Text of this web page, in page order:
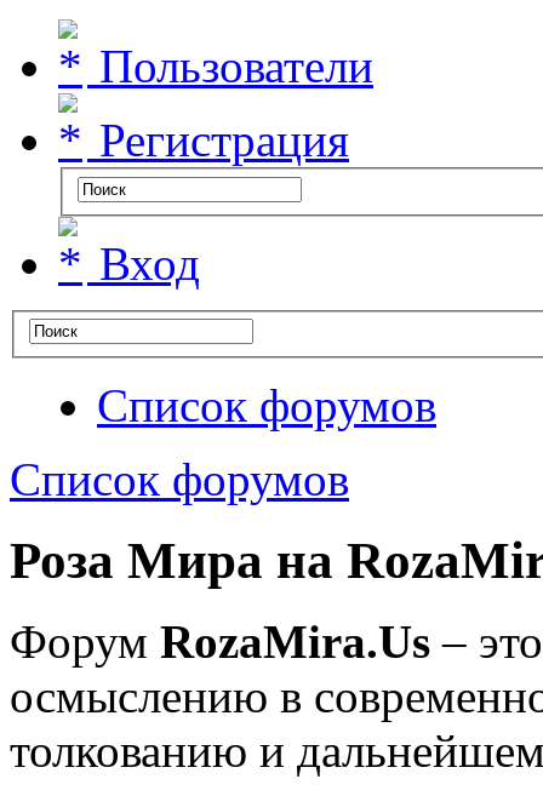
Пользователи
Регистрация
Вход
Список форумов
Список форумов
Роза Мира на
Форум RozaMira.Us –
осмыслению в
толкованию и